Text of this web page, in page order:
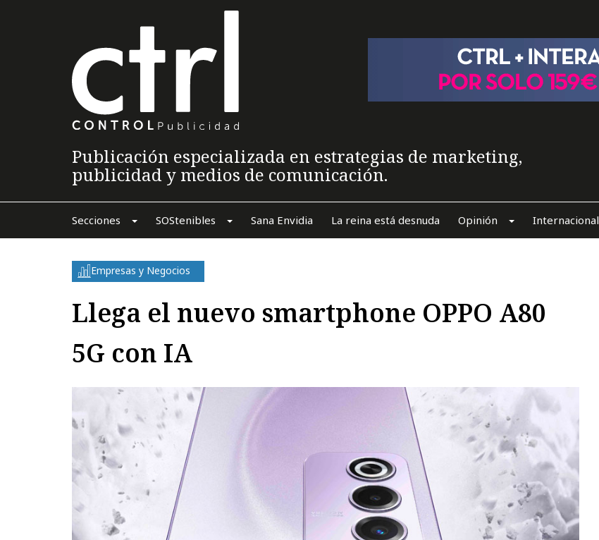
Publicación especializada en estrategias de marketing,
publicidad y medios de comunicación.
Secciones SOStenibles Sana Envidia La reina está desnuda Opinión Internacional
Empresas y Negocios
Llega el nuevo smartphone OPPO A80
5G con IA